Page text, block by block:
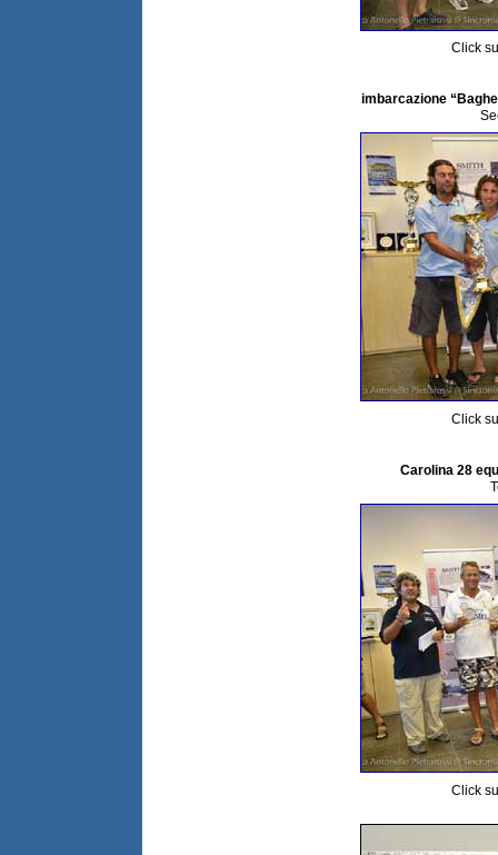
Click
imbarcazione
Click
Carolina 28
Click